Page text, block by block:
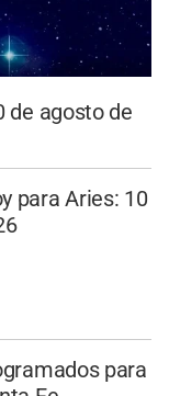
de agosto de
para Aries: 10
para